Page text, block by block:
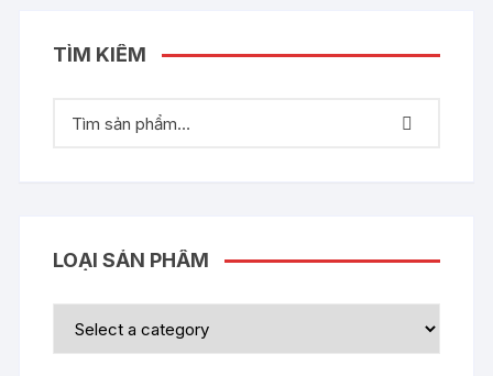
TÌM KIẾM
LOẠI SẢN PHẨM